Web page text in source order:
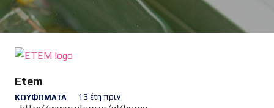
Etem
ΚΟΥΦΏΜΑΤΑ 13 έτη πριν